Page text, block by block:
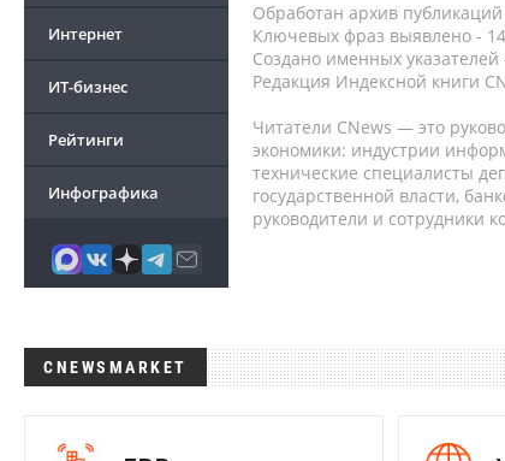
Интернет
ИТ-бизнес
Рейтинги
Инфографика
Обработан архив
Ключевых фраз выявлено -
Создано именных указателей
Редакция Индексной книги
Читатели CNews — это
экономики: индустрии
технические специалисты
государственной власти,
руководители и сотрудники
CNEWSMARKET